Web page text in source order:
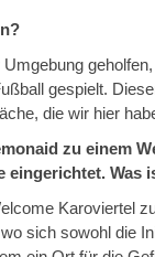
gespielt.
die wir hier
zu einem
Was
Karoviertel
sich sowohl die